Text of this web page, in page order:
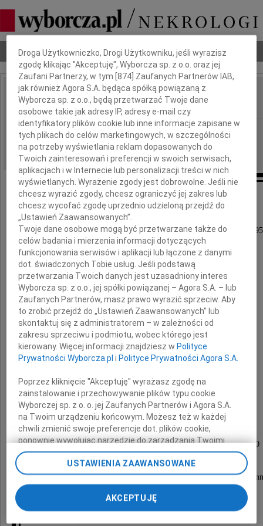
Nekrologi Odeszli Poradnik pogrzebowy
IMIĘ I NAZWISKO: Bronisława Rubel
REGION: Warszawa
DATA EMISJI: 01.09.2009
Z głębokim żalem zawiadamiamy,
iż w dniu 21 sierpnia 2009 roku zmarła w wieku
nasza ukochana Ciocia
Bronisława Rubel
z domu Witkunas
Uroczystości pogrzebowe odbędą się
w dniu 3 września 2009 roku o godzinie 13.00
w kościele św. Karola Boromeusza,
po czym nastąpi złożenie Prochów w grobie
na Cmentarzu Powązkowskim.
Dbamy o Twoją prywatność
Droga Użytkowniczko, Drogi Użytkowniku, jeśli wyrazisz
zgodę klikając "Akceptuję", Wyborcza sp. z o.o. oraz jej
Zaufani Partnerzy, w tym [874 ] Zaufanych Partnerów IAB,
jak również Agora S.A. będąca spółką powiązaną z
Wyborcza sp. z o.o., będą przetwarzać Twoje dane
osobowe takie jak adresy IP, adresy e-mail czy
identyfikatory plików cookie lub inne informacje zapisane w
tych plikach do celów marketingowych, w szczególności
na potrzeby wyświetlania reklam dopasowanych do
Twoich zainteresowań i preferencji w swoich serwisach,
aplikacjach i w Internecie lub personalizacji treści w nich
wyświetlanych. Wyrażenie zgody jest dobrowolne. Jeśli nie
chcesz wyrazić zgody, chcesz ograniczyć jej zakres lub
chcesz wycofać zgodę uprzednio udzieloną przejdź do
„Ustawień Zaawansowanych”.
Twoje dane osobowe mogą być przetwarzane także do
celów badania i mierzenia informacji dotyczących
funkcjonowania serwisów i aplikacji lub łączone z danymi
dot. świadczonych Tobie usług. Jeśli podstawą
przetwarzania Twoich danych jest uzasadniony interes
Wyborcza sp. z o.o., jej spółki powiązanej – Agora S.A. – lub
Zaufanych Partnerów, masz prawo wyrazić sprzeciw. Aby
to zrobić przejdź do „Ustawień Zaawansowanych” lub
skontaktuj się z administratorem – w zależności od
zakresu sprzeciwu i podmiotu, wobec którego jest
kierowany. Więcej informacji znajdziesz w Polityce
Prywatności Wyborcza.pl i Polityce Prywatności Agora S.A.
Poprzez kliknięcie "Akceptuję" wyrażasz zgodę na
zainstalowanie i przechowywanie plików typu cookie
Wyborczej sp. z o. o. jej Zaufanych Partnerów i Agora S.A.
na Twoim urządzeniu końcowym. Możesz też w każdej
chwili zmienić swoje preferencje dot. plików cookie,
ponownie wywołując narzędzie do zarządzania Twoimi
preferencjami dot. przetwarzania danych poprzez
odnośnik „Ustawienia prywatności” w stopce serwisu i
przechodząc do sekcji „Ustawienia zaawansowane”.
Zmiana ustawień plików cookie możliwa jest także za
pomocą ustawień przeglądarki.
My, nasi Zaufani Partnerzy i Agora S.A. możemy
USTAWIENIA ZAAWANSOWANE
AKCEPTUJĘ